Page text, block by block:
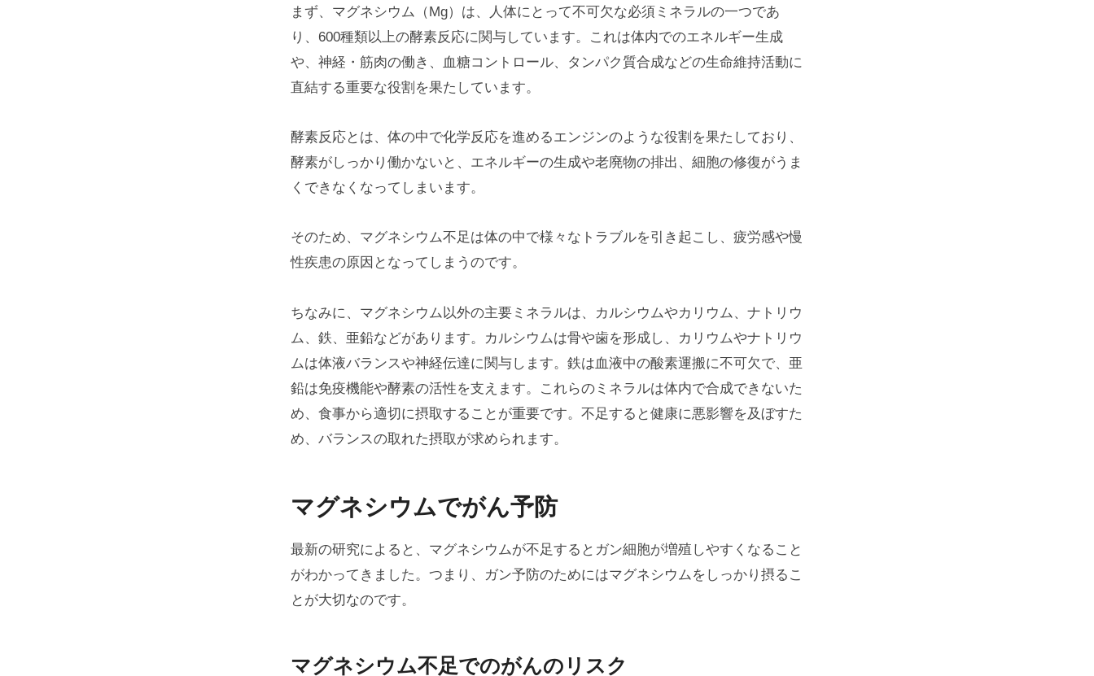
まず、マグネシウム（Mg）は、人体にとって不可欠な必須ミネラルの一つであ
り、600種類以上の酵素反応に関与しています。これは体内でのエネルギー生成
や、神経・筋肉の働き、血糖コントロール、タンパク質合成などの生命維持活動に
直結する重要な役割を果たしています。
酵素反応とは、体の中で化学反応を進めるエンジンのような役割を果たしており、
酵素がしっかり働かないと、エネルギーの生成や老廃物の排出、細胞の修復がうま
くできなくなってしまいます。
そのため、マグネシウム不足は体の中で様々なトラブルを引き起こし、疲労感や慢
性疾患の原因となってしまうのです。
ちなみに、マグネシウム以外の主要ミネラルは、カルシウムやカリウム、ナトリウ
ム、鉄、亜鉛などがあります。カルシウムは骨や歯を形成し、カリウムやナトリウ
ムは体液バランスや神経伝達に関与します。鉄は血液中の酸素運搬に不可欠で、亜
鉛は免疫機能や酵素の活性を支えます。これらのミネラルは体内で合成できないた
め、食事から適切に摂取することが重要です。不足すると健康に悪影響を及ぼすた
め、バランスの取れた摂取が求められます。
マグネシウムでがん予防
最新の研究によると、マグネシウムが不足するとガン細胞が増殖しやすくなること
がわかってきました。つまり、ガン予防のためにはマグネシウムをしっかり摂るこ
とが大切なのです。
マグネシウム不足でのがんのリスク